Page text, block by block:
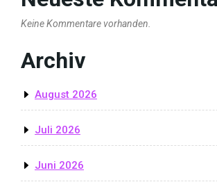
Keine Kommentare vorhanden.
Archiv
August 2026
Juli 2026
Juni 2026